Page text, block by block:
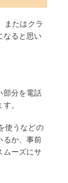
またはクラ
なると思い
部分を電話
。
使うなどの
るか、事前
ムーズにサ